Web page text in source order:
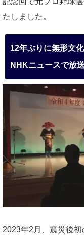
たしました。
12年ぶりに無形文
NHKニュースで放送
2023年2月、震災後